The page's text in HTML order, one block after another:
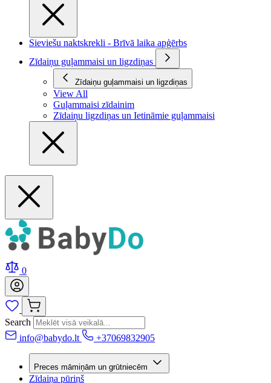
Sieviešu naktskrekli - Brīvā laika apģērbs
Zīdaiņu guļammaisi un ligzdiņas
Zīdaiņu guļammaisi un ligzdiņas
View All
Guļammaisi zīdainim
Zīdaiņu ligzdiņas un Ietināmie guļammaisi
0
Search
info@babydo.lt
+37069832905
Preces māmiņām un grūtniecēm
Zīdaiņa pūriņš